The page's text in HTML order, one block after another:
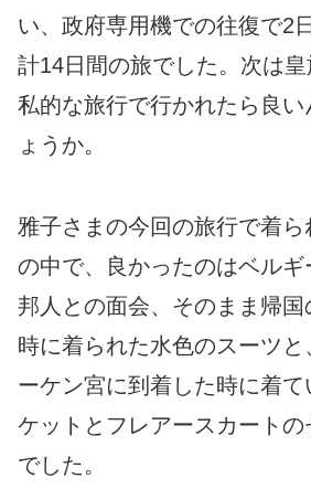
い、政府専用機での往復で2
計14日間の旅でした。次は
私的な旅行で行かれたら良い
ょうか。
雅子さまの今回の旅行で着ら
の中で、良かったのはベルギ
邦人との面会、そのまま帰国
時に着られた水色のスーツと
ーケン宮に到着した時に着て
ケットとフレアースカート
でした。